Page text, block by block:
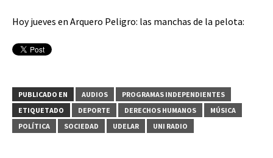
Hoy jueves en Arquero Peligro: las manchas de la pelota:
PUBLICADO EN AUDIOS
PROGRAMAS INDEPENDIENTES
ETIQUETADO
DEPORTE DERECHOS HUMANOS
MÚSICA
POLÍTICA
SOCIEDAD UDELAR UNI RADIO